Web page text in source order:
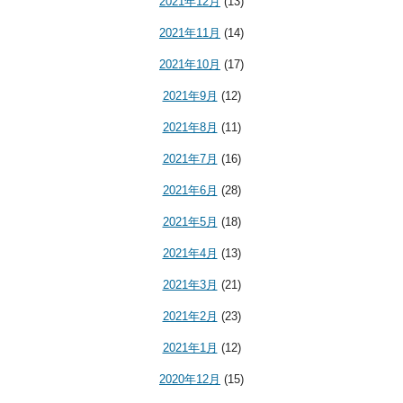
2021年11月 (14)
2021年10月 (17)
2021年9月 (12)
2021年8月 (11)
2021年7月 (16)
2021年6月 (28)
2021年5月 (18)
2021年4月 (13)
2021年3月 (21)
2021年2月 (23)
2021年1月 (12)
2020年12月 (15)